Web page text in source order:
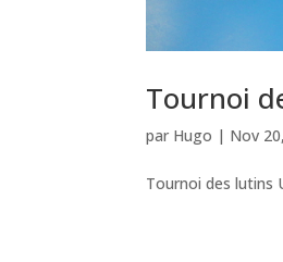
Tournoi
par Hugo | Nov
Tournoi des lutins